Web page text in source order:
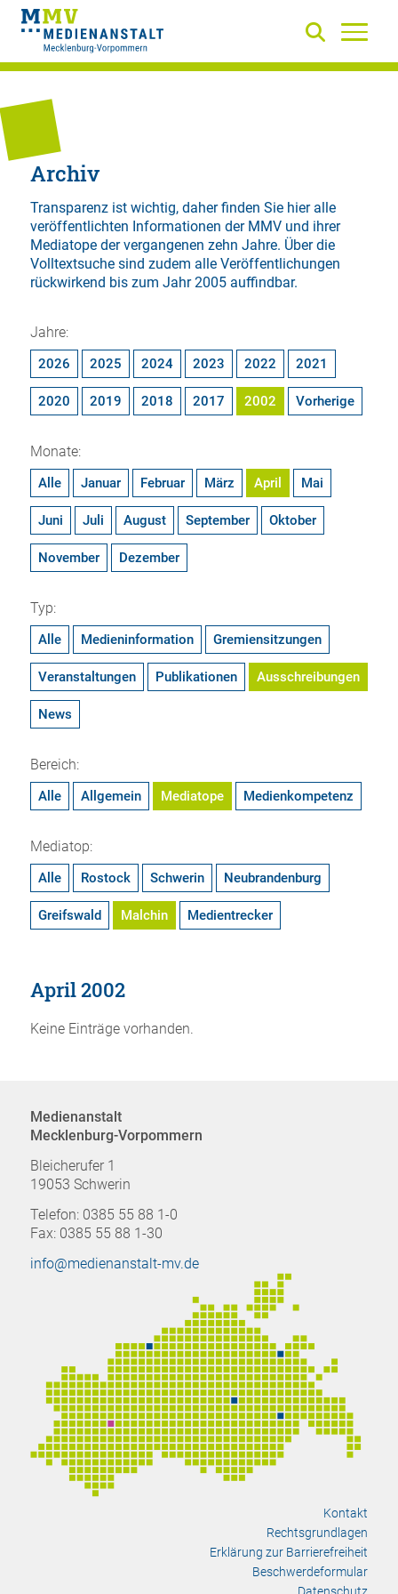
Archiv
Transparenz ist wichtig, daher finden Sie hier alle
veröffentlichten Informationen der MMV und ihrer
Mediatope der vergangenen zehn Jahre. Über die
Volltextsuchesind zudem alle Veröffentlichungen
rückwirkend bis zum Jahr 2005 auffindbar.
Jahre:
2026 2025 2024 2023 2022 2021
2020 2019 2018 2017 2002 Vorherige
Monate:
Alle Januar Februar März April Mai
Juni Juli August September Oktober
November Dezember
Typ:
Alle Medieninformation Gremiensitzungen
Veranstaltungen Publikationen Ausschreibungen
News
Bereich:
Alle Allgemein Mediatope Medienkompetenz
Mediatop:
Alle Rostock Schwerin Neubrandenburg
Greifswald Malchin Medientrecker
April 2002
Keine Einträge vorhanden.
Medienanstalt
Mecklenburg-Vorpommern
Bleicherufer 1
19053 Schwerin
Telefon: 0385 55 88 1-0
Fax: 0385 55 88 1-30
info@medienanstalt-mv.de
Kontakt
Rechtsgrundlagen
Erklärung zur Barrierefreiheit
Beschwerdeformular
Datenschutz